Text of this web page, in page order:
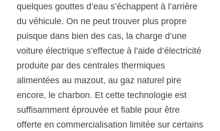
quelques gouttes d’eau s’échappent à l’arrière
du véhicule. On ne peut trouver plus propre
puisque dans bien des cas, la charge d’une
voiture électrique s’effectue à l’aide d’électricité
produite par des centrales thermiques
alimentées au mazout, au gaz naturel pire
encore, le charbon. Et cette technologie est
suffisamment éprouvée et fiable pour être
offerte en commercialisation limitée sur certains